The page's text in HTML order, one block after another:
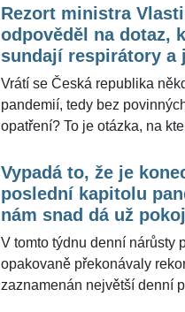
také mělo skončit testování
zařízeních a sociálních
bude povinné nošení
zdravotnických a sociálních
ostatních míst by povinnost
redakci ŽivotvČesku.cz v
ochrany úst a nosu
Rezort ministra
odpověděl na dotaz,
sundají respirátory a
případě nově
Vrátí se Česká republika
pandemií, tedy bez
opatření? To je otázka, na
mluvčího ministra
který odmítl být konkrétní, ale
rezort řeší. Podobně tomu
s vakcínami takzvané druhé
Vypadá to, že je
poslední kapitolu
nám snad dá už
biolog Jaroslav Flegr
V tomto týdnu denní nárůsty
opakovaně překonávaly
zaznamenán největší denní